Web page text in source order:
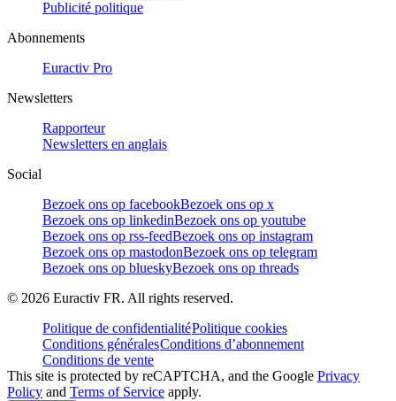
Publicité politique
Abonnements
Euractiv Pro
Newsletters
Rapporteur
Newsletters en anglais
Social
Bezoek ons op facebookBezoek ons op x
Bezoek ons op linkedinBezoek ons op youtube
Bezoek ons op rss-feedBezoek ons op instagram
Bezoek ons op mastodonBezoek ons op telegram
Bezoek ons op blueskyBezoek ons op threads
© 2026 Euractiv FR. All rights reserved.
Politique de confidentialitéPolitique cookies
Conditions généralesConditions d’abonnement
Conditions de vente
This site is protected by reCAPTCHA, and the Google Privacy
Policy and Terms of Service apply.